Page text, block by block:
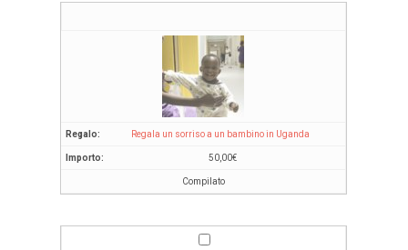
Regala un sorriso a un bambino in Uganda
50,00€
Compilato